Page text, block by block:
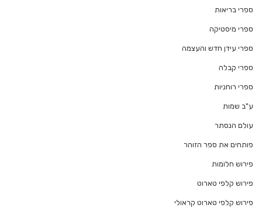
ספרי בריאות
ספרי מיסטיקה
ספרי עידן חדש והעצמה
ספרי קבלה
ספרי רוחניות
ע"ב שמות
עולם הנסתר
פותחים את ספר הזוהר
פירוש חלומות
פירוש קלפי טארוט
פירוש קלפי טארוט קראולי